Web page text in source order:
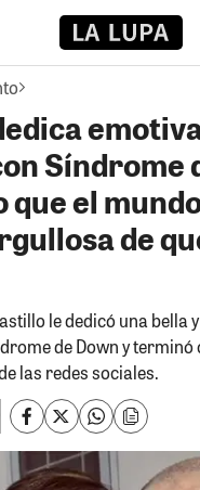
Síndrome
que el
de
le dedicó una bella
de Down y
las redes sociales.